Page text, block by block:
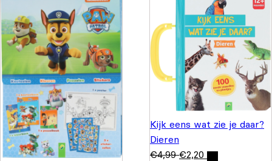
Kijk eens wat zie je daar?
Dieren
€4,99 €2,20